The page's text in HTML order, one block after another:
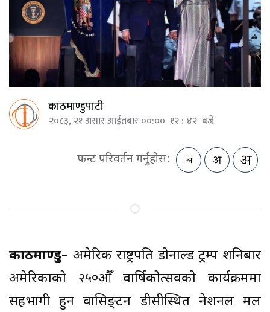
काठमाण्डुपाटी
२०८३, २१ असार आईतबार ००:०० १२ : ४२ बजे
फन्ट परिवर्तन गर्नुहोस:
काठमाण्डु– अमेरिकी राष्ट्रपति डोनाल्ड ट्रम्प शनिबार
अमेरिकाको २५०औँ वार्षिकोत्सवको कार्यक्रममा
सहभागी हुन वासिङ्टन डीसीस्थित नेशनल मल